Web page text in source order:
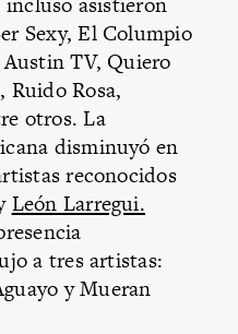
Sexy, El Columpio
TV, Quiero
Ruido Rosa,
otros. La
disminuyó en
reconocidos
León Larregui.
a tres artistas:
y Mueran